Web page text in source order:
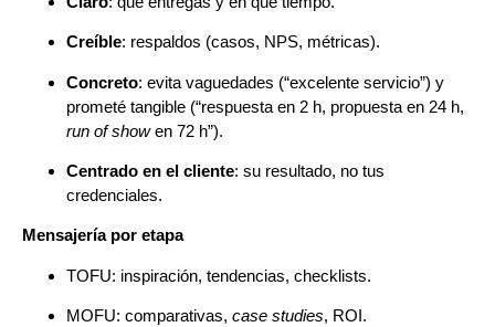
Creíble: respaldos (casos, NPS, métricas).
Concreto: evita vaguedades (“excelente servicio”) y
prometé tangible (“respuesta en 2 h, propuesta en 24 h,
run of showen 72 h”).
Centrado en el cliente: su resultado, no tus
credenciales.
Mensajería por etapa
TOFU: inspiración, tendencias, checklists.
MOFU: comparativas, case studies, ROI.